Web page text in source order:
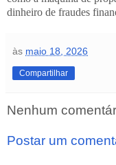
dinheiro de fraudes
às maio 18, 2026
Compartilhar
Nenhum
Postar um